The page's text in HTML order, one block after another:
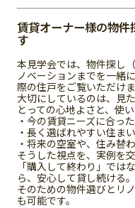
賃貸オーナー様の物
す
本見学会では、物件探し
ノベーションまでを一緒
際の住戸をご覧いただけま
大切にしているのは、見
とっての心地よさと、使
・今の賃貸ニーズに合っ
・長く選ばれやすい住ま
・将来の空室や、住み替
そうした視点を、実例を
「購入して終わり」では
ら、安心して貸し続ける。
そのための物件選びとリ
も可能です。